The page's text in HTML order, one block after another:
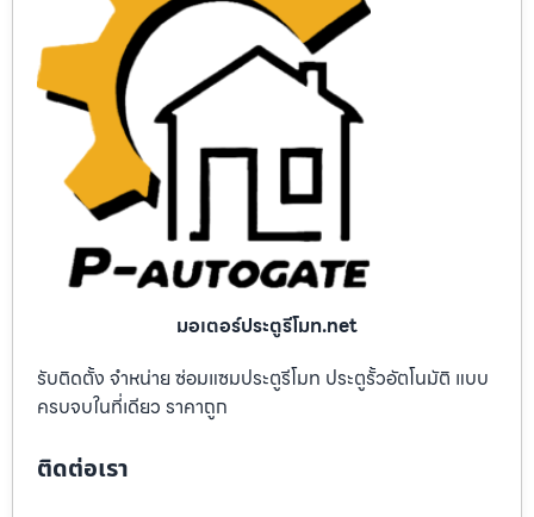
มอเตอร์ประตูรีโมท.net
รับติดตั้ง จำหน่าย ซ่อมแซมประตูรีโมท ประตูรั้วอัตโนมัติ แบบ
ครบจบในที่เดียว ราคาถูก
ติดต่อเรา